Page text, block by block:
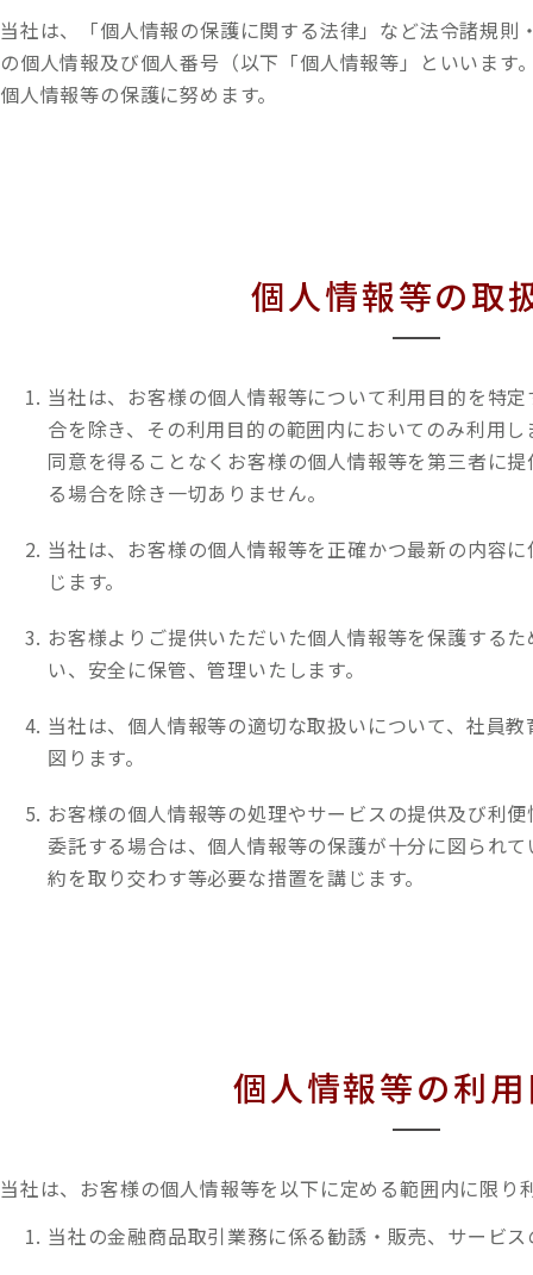
当社は、「個人情報の保護に関する法律」など法令諸規則
の個人情報及び個人番号（以下「個人情報等」といいます
個人情報等の保護に努めます。
個人情報等の取
当社は、お客様の個人情報等について利用目的を特
合を除き、その利用目的の範囲内においてのみ利用
同意を得ることなくお客様の個人情報等を第三者に
る場合を除き一切ありません。
当社は、お客様の個人情報等を正確かつ最新の内容
じます。
お客様よりご提供いただいた個人情報等を保護する
い、安全に保管、管理いたします。
当社は、個人情報等の適切な取扱いについて、社員
図ります。
お客様の個人情報等の処理やサービスの提供及び利
委託する場合は、個人情報等の保護が十分に図られ
約を取り交わす等必要な措置を講じます。
個人情報等の利
当社は、お客様の個人情報等を以下に定める範囲内に限り
当社の金融商品取引業務に係る勧誘・販売、サービ